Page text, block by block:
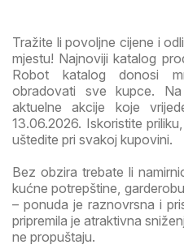
Tražite li povoljne cijene i
mjestu! Najnoviji katalog
Robot katalog donosi
obradovati sve kupce.
aktuelne akcije koje
13.06.2026. Iskoristite
uštedite pri svakoj kupovini.
Bez obzira trebate li
kućne potrepštine,
– ponuda je raznovrsna i
pripremila je atraktivna
ne propuštaju.